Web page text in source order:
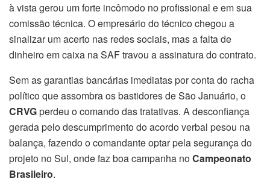
à vista gerou um forte incômodo no profissional e em sua
comissão técnica. O empresário do técnico chegou a
sinalizar um acerto nas redes sociais, mas a falta de
dinheiro em caixa na SAF travou a assinatura do contrato.
Sem as garantias bancárias imediatas por conta do racha
político que assombra os bastidores de São Januário, o
CRVGperdeu o comando das tratativas. A desconfiança
gerada pelo descumprimento do acordo verbal pesou na
balança, fazendo o comandante optar pela segurança do
projeto no Sul, onde faz boa campanha noCampeonato
Brasileiro.